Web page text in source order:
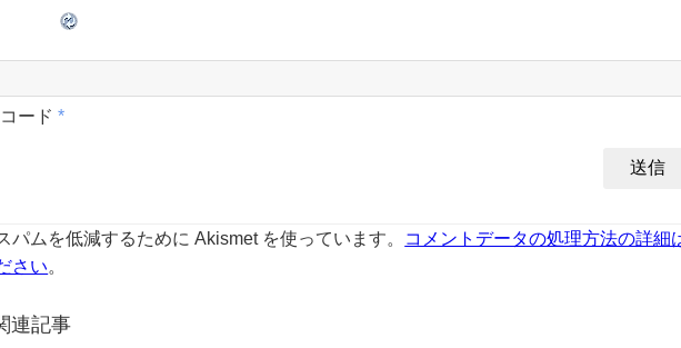
ード *
パムを低減するために Akismet を使っています。
コメントデータの処理方法の詳細
さい
連記事